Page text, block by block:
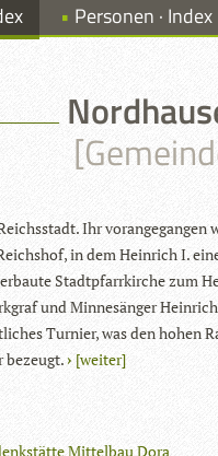
Personen · Index
Ihr
in dem Hein­rich I.
Stadt­pfarr­kir­che zum
und Min­ne­sän­ger
Tur­nier, was den hohen
bezeugt.
[wei­ter]
Mittelbau Dora